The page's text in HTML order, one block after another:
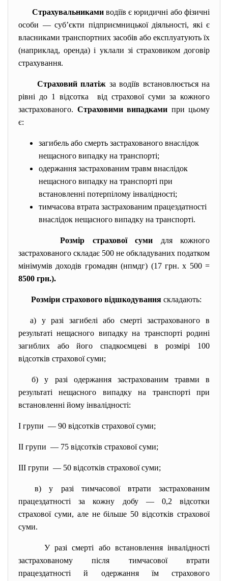
Страхувальникамиводіїв є юридичні або фізичні
особи — суб’єкти підприємницької діяльності, які є
власниками транспортних засобів або експлуатують їх
(наприклад, оренда) і уклали зі страховиком договір
страхування.
Страховий платіж за водіїв встановлюється на
рівні до 1 відсотка від страхової суми за кожного
застрахованого. Страховими випадками при цьому
є:
загибель або смерть застрахованого внаслідок
нещасного випадку на транспорті;
одержання застрахованим травм внаслідок
нещасного випадку на транспорті при
встановленні потерпілому інвалідності;
тимчасова втрата застрахованим працездатності
внаслідок нещасного випадку на транспорті.
Розмір страхової суми для кожного
застрахованого складає 500 не обкладуваних податком
мінімумів доходів громадян (нпмдг) (17 грн. х 500 =
8500 грн.).
Розміри страхового відшкодування складають:
а) у разі загибелі або смерті застрахованого в
результаті нещасного випадку на транспорті родині
загиблих або його спадкоємцеві в розмірі 100
відсотків страхової суми;
б) у разі одержання застрахованим травми в
результаті нещасного випадку на транспорті при
встановленні йому інвалідності:
I групи — 90 відсотків страхової суми;
II групи — 75 відсотків страхової суми;
III групи — 50 відсотків страхової суми;
в) у разі тимчасової втрати застрахованим
працездатності за кожну добу — 0,2 відсотки
страхової суми, але не більше 50 відсотків страхової
суми.
У разі смерті або встановлення інвалідності
застрахованому після тимчасової втрати
працездатності й одержання їм страхового